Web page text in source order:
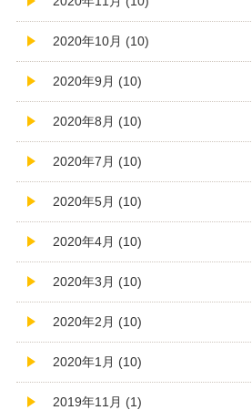
2020年10月 (10)
2020年9月 (10)
2020年8月 (10)
2020年7月 (10)
2020年5月 (10)
2020年4月 (10)
2020年3月 (10)
2020年2月 (10)
2020年1月 (10)
2019年11月 (1)